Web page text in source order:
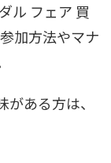
ル フェア 買
加方法やマナ
ある方は、